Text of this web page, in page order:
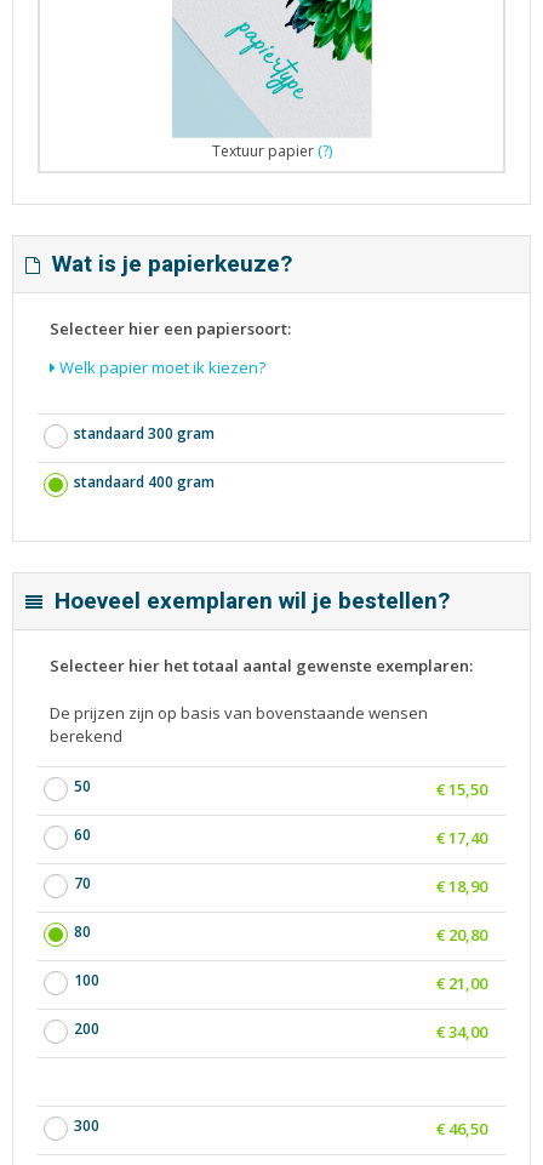
Textuur papier (?)
Wat is je papierkeuze?
Selecteer hier een papiersoort:
Welk papier moet ik kiezen?
standaard 300 gram
standaard 400 gram
Hoeveel exemplaren wil je bestellen?
Selecteer hier het totaal aantal gewenste exemplaren:
De prijzen zijn op basis van bovenstaande wensen
berekend
50
60
70
80
100
200
€ 15,50
€ 17,40
€ 18,90
€ 20,80
€ 21,00
€ 34,00
300 € 46,50